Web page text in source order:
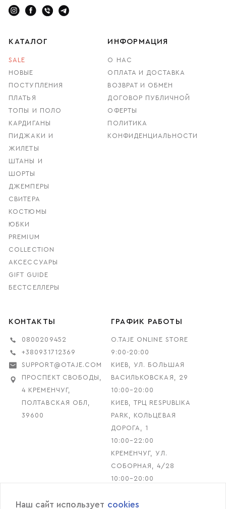
Наш сайт использует cookies
КАТАЛОГ
SALE
НОВЫЕ
ПОСТУПЛЕНИЯ
ПЛАТЬЯ
ТОПЫ И ПОЛО
КАРДИГАНЫ
ПИДЖАКИ И
ЖИЛЕТЫ
ШТАНЫ И
ШОРТЫ
ДЖЕМПЕРЫ
СВИТЕРА
КОСТЮМЫ
ЮБКИ
PREMIUM
COLLECTION
АКСЕССУАРЫ
GIFT GUIDE
БЕСТСЕЛЛЕРЫ
ИНФОРМАЦИЯ
О НАС
ОПЛАТА И ДОСТАВКА
ВОЗВРАТ И ОБМЕН
ДОГОВОР ПУБЛИЧНОЙ
ОФЕРТЫ
ПОЛИТИКА
КОНФИДЕНЦИАЛЬНОСТИ
КОНТАКТЫ
0800209452
+380931712369
SUPPORT@OTAJE.COM
ПРОСПЕКТ СВОБОДЫ,
4 КРЕМЕНЧУГ,
ПОЛТАВСКАЯ ОБЛ,
39600
ГРАФИК РАБОТЫ
O.TAJE ONLINE STORE
9:00-20:00
КИЕВ, УЛ. БОЛЬШАЯ
ВАСИЛЬКОВСКАЯ, 29
10:00–20:00
КИЕВ, ТРЦ RESPUBLIKA
PARK, КОЛЬЦЕВАЯ
ДОРОГА, 1
10:00–22:00
КРЕМЕНЧУГ, УЛ.
СОБОРНАЯ, 4/28
10:00–20:00